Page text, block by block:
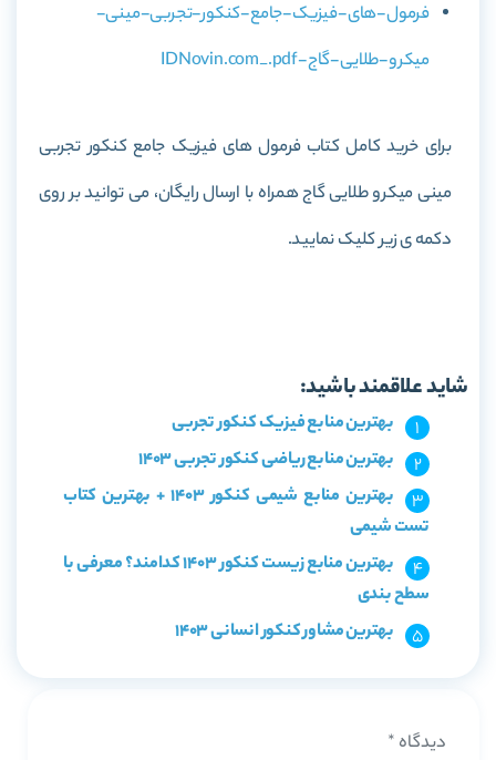
فرمول-های-فیزیک-جامع-کنکور-تجربی-مینی-
میکرو-طلایی-گاج-IDNovin.com_.pdf
برای خرید کامل کتاب فرمول های فیزیک جامع کنکور تجربی
مینی میکرو طلایی گاجهمراه با ارسال رایگان، می توانید بر روی
دکمه ی زیر کلیک نمایید.
شاید علاقمند باشید:
بهترین منابع فیزیک کنکور تجربی
بهترین منابع ریاضی کنکور تجربی 1403
بهترین منابع شیمی کنکور 1403 + بهترین کتاب
تست شیمی
بهترین منابع زیست کنکور 1403 کدامند؟ معرفی با
سطح بندی
بهترین مشاور کنکور انسانی 1403
دیدگاه *